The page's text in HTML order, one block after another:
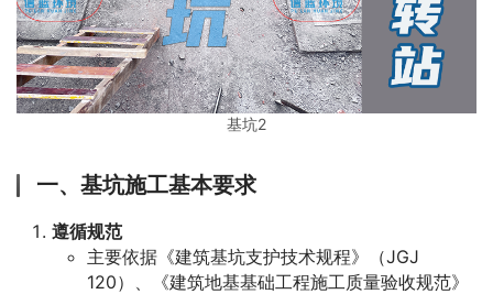
基坑2
一、基坑施工基本要求
遵循规范
主要依据《建筑基坑支护技术规程》（JGJ
120）、《建筑地基基础工程施工质量验收规范》